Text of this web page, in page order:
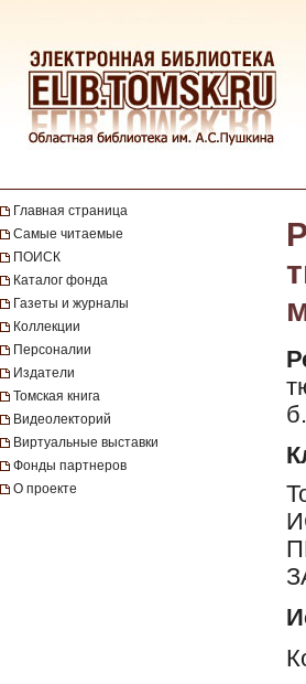
Главная страница
Самые читаемые
ПОИСК
Каталог фонда
Газеты и журналы
Коллекции
Персоналии
Издатели
Томская книга
Видеолекторий
Виртуальные выставки
Фонды партнеров
О проекте